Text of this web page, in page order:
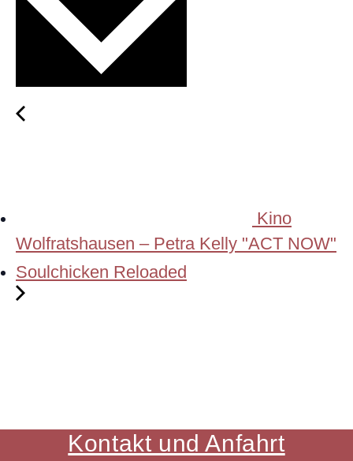
Kino
Wolfratshausen – Petra Kelly "ACT NOW"
Soulchicken Reloaded
Kontakt und Anfahrt